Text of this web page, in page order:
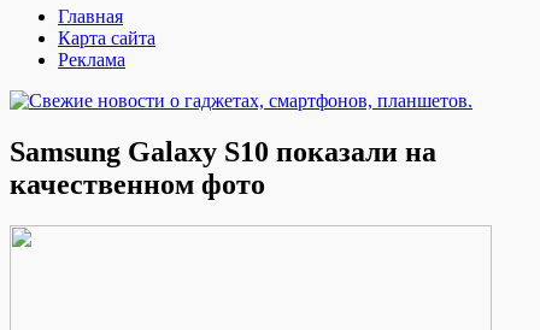
Главная
Карта сайта
Реклама
Samsung Galaxy S10 показали на
качественном фото